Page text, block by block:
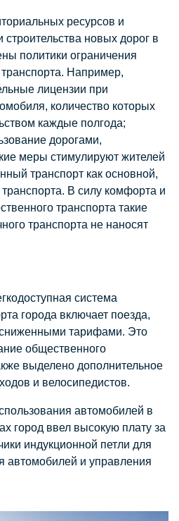
ресурсов и
строительства новых дорог в
политики ограничения
Например,
лицензии при
количество которых
каждые полгода;
дорогами,
меры стимулируют жителей
транспорт как основной,
В силу комфорта и
транспорта такие
транспорта не наносят
система
города включает поезда,
тарифами. Это
общественного
выделено дополнительное
и велосипедистов.
автомобилей в
город ввел высокую плату за
индукционной петли для
автомобилей и управления